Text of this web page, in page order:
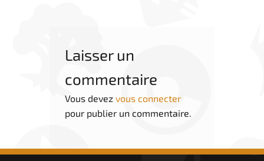
Laisser un
commentaire
Vous devez vous connecter
pour publier un commentaire.